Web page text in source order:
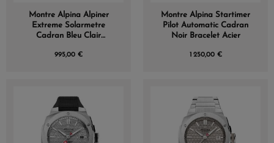
Montre Alpina Alpiner
Extreme Solarmetre
Cadran Bleu Clair
995,00 €
Montre Alpina Startimer
Pilot Automatic Cadran
Noir Bracelet Acier
1 250,00 €